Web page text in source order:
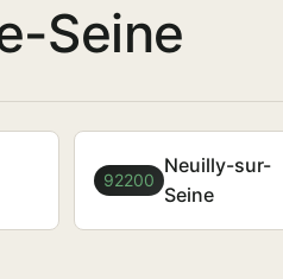
Seine
92200
Neuilly-sur-
Seine